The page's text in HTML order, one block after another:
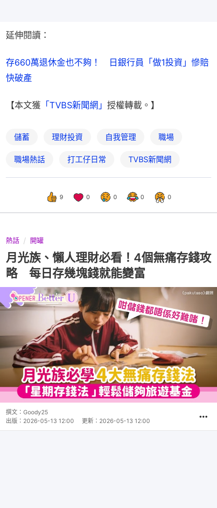
延伸閱讀：
存660萬退休金也不夠！　日銀行員「做1投資」慘賠
快破產
【本文獲 「TVBS新聞網」 授權轉載。】
儲蓄 理財投資 自我管理 職場
職場熱話 打工仔日常 TVBS新聞網
9 0 0 0 0
熱話 開罐
月光族、懶人理財必看！4個無痛存錢攻
略 每日存幾塊錢就能變富
撰文： Goody25
出版： 2026-05-13 12:00 更新： 2026-05-13 12:00